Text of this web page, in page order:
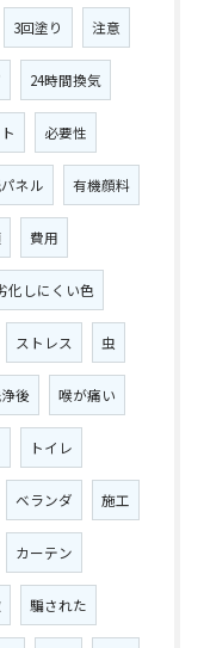
3回塗り 注意
24時間換気
必要性
ネル 有機顔料
費用
化しにくい色
ストレス 虫
後 喉が痛い
トイレ
ベランダ 施工
カーテン
騙された